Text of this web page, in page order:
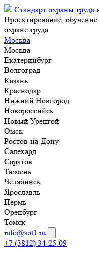
Стандарт охраны труда
Проектирование,
охране труда
Москва
Москва
Екатеринбург
Волгоград
Казань
Краснодар
Нижний Новгород
Новороссийск
Новый Уренгой
Омск
Ростов-на-Дону
Салехард
Саратов
Тюмень
Челябинск
Ярославль
Пермь
Оренбург
Томск
info@sot1.ru
+7 (3812) 34-25-09